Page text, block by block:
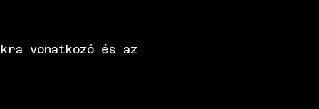
vonatkozó és az